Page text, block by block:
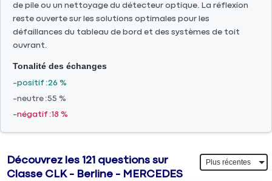
de pile ou un nettoyage du détecteur optique. La réflexion
reste ouverte sur les solutions optimales pour les
défaillances du tableau de bord et des systèmes de toit
ouvrant.
Tonalité des échanges
positif 26 %
neutre 55 %
négatif 18 %
Découvrez les 121 questions sur
Classe CLK - Berline - MERCEDES